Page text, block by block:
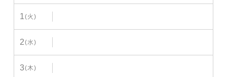
1(火)
2(水)
3(木)